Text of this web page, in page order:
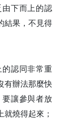
下而上的認
結果，不見得
認同非常重
有辦法那麼快
讓參與者放
燒得起來；